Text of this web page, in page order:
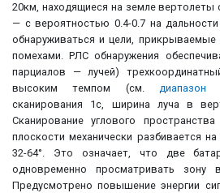
20км, находящиеся на земле
— с вероятностью 0.4-0.7 на
обнаруживаться и цели,
помехами. РЛС обнаружения
парциалов — лучей)
высоким темпом (см.диапазон
сканирования 1с, ширина луча в
Сканирование углового
плоскости механически разбивается
32-64°. Это означает, что две
одновременно просматривать зону
Предусмотрено повышение энергии